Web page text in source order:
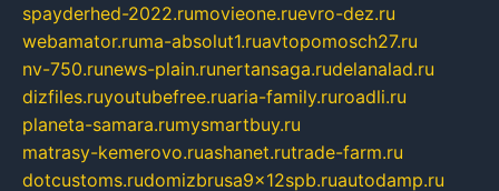
spayderhed-2022.rumovieone.ruevro-dez.ru
webamator.ruma-absolut1.ruavtopomosch27.ru
nv-750.runews-plain.runertansaga.rudelanalad.ru
dizfiles.ruyoutubefree.ruaria-family.ruroadli.ru
planeta-samara.rumysmartbuy.ru
matrasy-kemerovo.ruashanet.rutrade-farm.ru
dotcustoms.rudomizbrusa9x12spb.ruautodamp.ru